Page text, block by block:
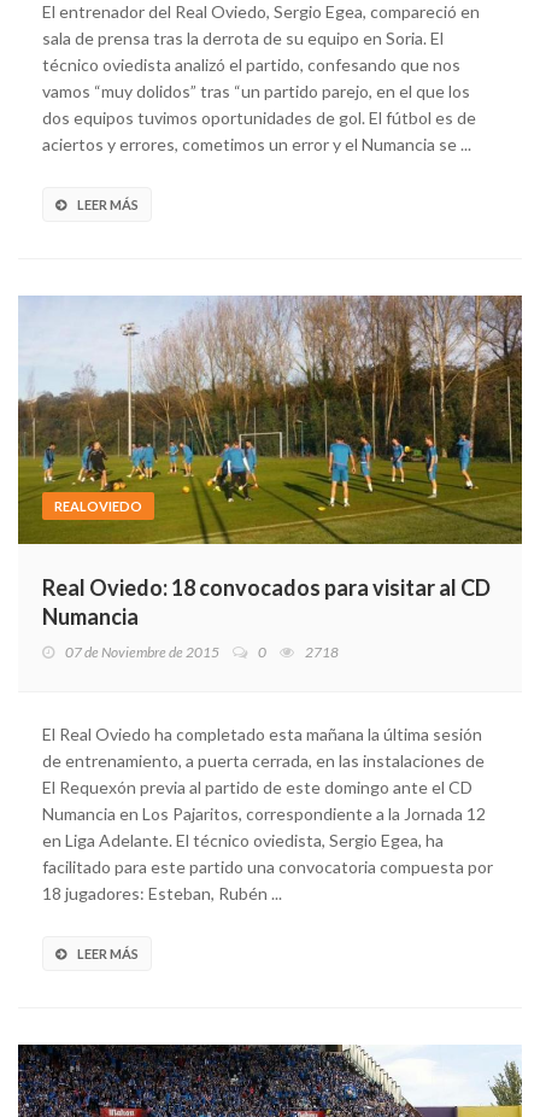
El entrenador del Real Oviedo, Sergio Egea, compareció en
sala de prensa tras la derrota de su equipo en Soria. El
técnico oviedista analizó el partido, confesando que nos
vamos “muy dolidos” tras “un partido parejo, en el que los
dos equipos tuvimos oportunidades de gol. El fútbol es de
aciertos y errores, cometimos un error y el Numancia se ...
LEER MÁS
REALOVIEDO
Real Oviedo: 18 convocados para visitar al CD
Numancia
07 de Noviembre de 2015 0 2718
El Real Oviedo ha completado esta mañana la última sesión
de entrenamiento, a puerta cerrada, en las instalaciones de
El Requexón previa al partido de este domingo ante el CD
Numancia en Los Pajaritos, correspondiente a la Jornada 12
en Liga Adelante. El técnico oviedista, Sergio Egea, ha
facilitado para este partido una convocatoria compuesta por
18 jugadores: Esteban, Rubén ...
LEER MÁS